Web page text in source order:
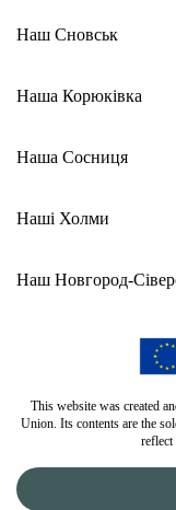
Наш Сновськ
Наша Корюківка
Наша Сосниця
Наші Холми
Наш Новгород-
This website was created
Union. Its contents are the
reflect